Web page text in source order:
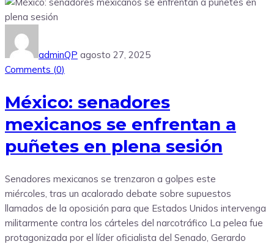
adminQP agosto 27, 2025
Comments (0)
México: senadores
mexicanos se enfrentan a
puñetes en plena sesión
Senadores mexicanos se trenzaron a golpes este
miércoles, tras un acalorado debate sobre supuestos
llamados de la oposición para que Estados Unidos intervenga
militarmente contra los cárteles del narcotráfico La pelea fue
protagonizada por el líder oficialista del Senado, Gerardo